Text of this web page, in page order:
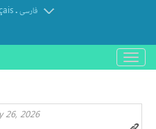
.فارسی
باز
و
کردن
26, 2026